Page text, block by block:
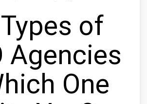
of
Agencies
One